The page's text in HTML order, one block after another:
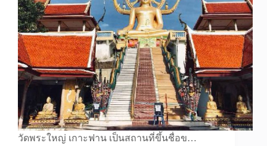
วัดพระใหญ่ เกาะฟาน เป็นสถานที่ขึ้นชื่อข…